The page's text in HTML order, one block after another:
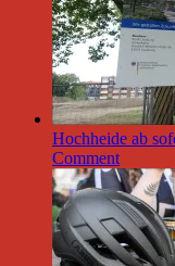
Hochheide ab
Comment